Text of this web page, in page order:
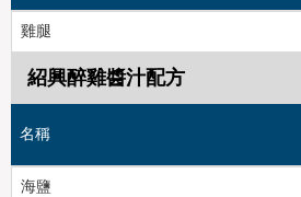
雞腿
紹興醉雞醬汁配方
名稱
海鹽